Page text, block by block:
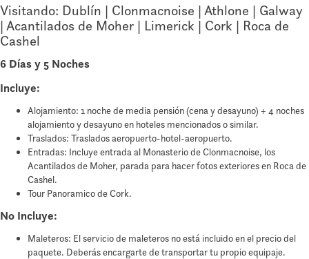
Visitando: Dublín | Clonmacnoise | Athlone | Galway
| Acantilados de Moher | Limerick | Cork | Roca de
Cashel
6 Días y 5 Noches
Incluye:
Alojamiento: 1 noche de media pensión (cena y desayuno) + 4 noches
alojamiento y desayuno en hoteles mencionados o similar.
Traslados: Traslados aeropuerto-hotel-aeropuerto.
Entradas: Incluye entrada al Monasterio de Clonmacnoise, los
Acantilados de Moher, parada para hacer fotos exteriores en Roca de
Cashel.
Tour Panoramico de Cork.
No Incluye:
Maleteros: El servicio de maleteros no está incluido en el precio del
paquete. Deberás encargarte de transportar tu propio equipaje.